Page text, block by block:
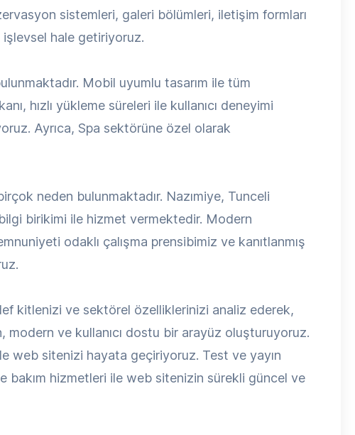
sistemleri, galeri bölümleri, iletişim formları
hale getiriyoruz.
Mobil uyumlu tasarım ile tüm
hızlı yükleme süreleri ile kullanıcı deneyimi
Ayrıca, Spa sektörüne özel olarak
neden bulunmaktadır. Nazımiye, Tunceli
birikimi ile hizmet vermektedir. Modern
odaklı çalışma prensibimiz ve kanıtlanmış
kitlenizi ve sektörel özelliklerinizi analiz ederek,
modern ve kullanıcı dostu bir arayüz oluşturuyoruz.
web sitenizi hayata geçiriyoruz. Test ve yayın
bakım hizmetleri ile web sitenizin sürekli güncel ve